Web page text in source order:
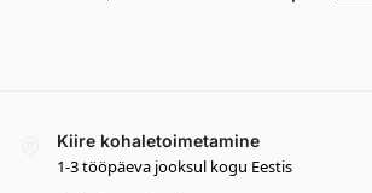
Kiire kohaletoimetamine
1-3 tööpäeva jooksul kogu Eestis